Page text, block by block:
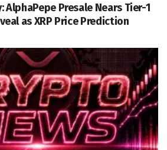
AlphaPepe Presale Nears Tier-1
as XRP Price Prediction